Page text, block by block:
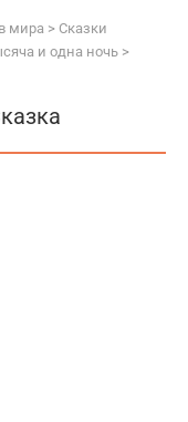
мира > Сказки
и одна ночь >